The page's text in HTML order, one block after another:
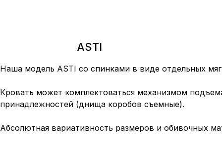
Наша модель ASTI со спинками в виде отдельных
Кровать может комплектоваться механизмом
принадлежностей (днища коробов съемные).
Абсолютная вариативность размеров и обивочных
ASTI